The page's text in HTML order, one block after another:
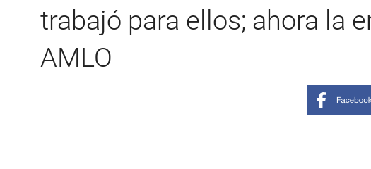
trabajó para ellos; ahora la
AMLO